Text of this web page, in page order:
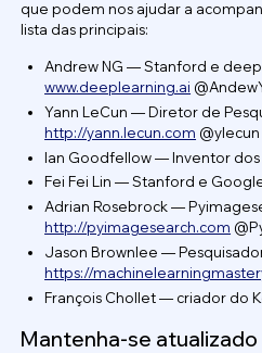
que podem nos ajudar a
lista das principais:
Andrew NG — Stanford e
www.deeplearning.ai
Yann LeCun — Diretor de
http://yann.lecun.com @ylecun
Ian Goodfellow — Inventor dos
Fei Fei Lin — Stanford e
Adrian Rosebrock —
http://pyimagesearch.com
Jason Brownlee —
https://
François Chollet — criador do
Mantenha-se atualizado